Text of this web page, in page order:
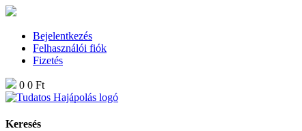
Bejelentkezés
Felhasználói fiók
Fizetés
0 0 Ft
Keresés